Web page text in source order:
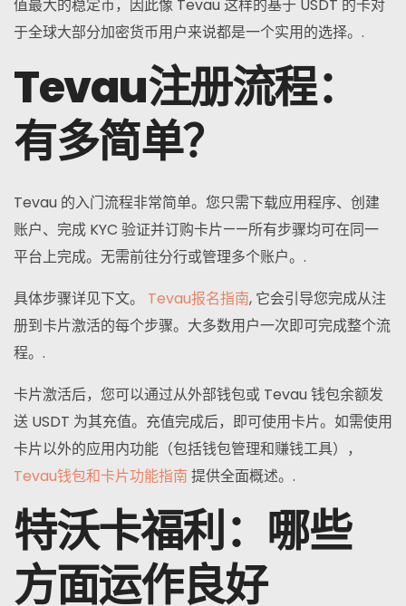
值最大的稳定币，因此像 Tevau 这样的基于 USDT 的卡对
于全球大部分加密货币用户来说都是一个实用的选择。.
Tevau注册流程：
有多简单？
Tevau 的入门流程非常简单。您只需下载应用程序、创建
账户、完成 KYC 验证并订购卡片——所有步骤均可在同一
平台上完成。无需前往分行或管理多个账户。.
具体步骤详见下文。 Tevau报名指南, 它会引导您完成从注
册到卡片激活的每个步骤。大多数用户一次即可完成整个流
程。.
卡片激活后，您可以通过从外部钱包或 Tevau 钱包余额发
送 USDT 为其充值。充值完成后，即可使用卡片。如需使用
卡片以外的应用内功能（包括钱包管理和赚钱工具），
Tevau钱包和卡片功能指南 提供全面概述。.
特沃卡福利：哪些
方面运作良好